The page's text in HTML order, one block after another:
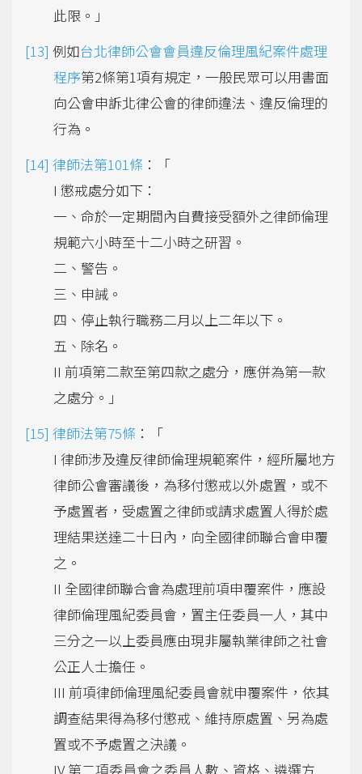
此限。」
例如台北律師公會會員違反倫理風紀案件處理
程序第2條第1項有規定，一般民眾可以用書面
向公會申訴北律公會的律師違法、違反倫理的
行為。
律師法第101條 ：「
I 懲戒處分如下：
一、命於一定期間內自費接受額外之律師倫理
規範六小時至十二小時之研習。
二、警告。
三、申誡。
四、停止執行職務二月以上二年以下。
五、除名。
II 前項第二款至第四款之處分，應併為第一款
之處分。」
律師法第75條 ：「
I 律師涉及違反律師倫理規範案件，經所屬地方
律師公會審議後，為移付懲戒以外處置，或不
予處置者，受處置之律師或請求處置人得於處
理結果送達二十日內，向全國律師聯合會申覆
之。
II 全國律師聯合會為處理前項申覆案件，應設
律師倫理風紀委員會，置主任委員一人，其中
三分之一以上委員應由現非屬執業律師之社會
公正人士擔任。
III 前項律師倫理風紀委員會就申覆案件，依其
調查結果得為移付懲戒、維持原處置、另為處
置或不予處置之決議。
IV 第二項委員會之委員人數、資格、遴選方